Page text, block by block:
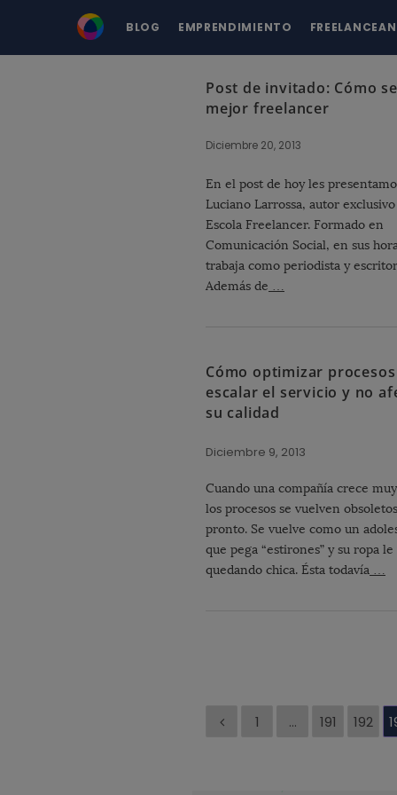
BLOG EMPRENDIMIENTO
Post de invitado: Cómo
mejor freelancer
Diciembre 20, 2013
En el post de hoy les
Luciano Larrossa, autor
Escola Freelancer. Formado en
Comunicación Social, en sus
trabaja como periodista y
Además de …
Cómo optimizar
escalar el servicio y no
su calidad
Diciembre 9, 2013
Cuando una compañía crece
los procesos se vuelven
pronto. Se vuelve como un
que pega “estirones” y su ropa le
quedando chica. Ésta todavía …
1 … 191 192